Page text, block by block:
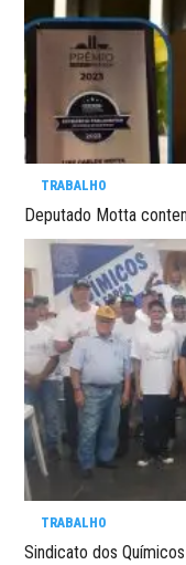
TRABALHO
Deputado Motta
TRABALHO
Sindicato dos